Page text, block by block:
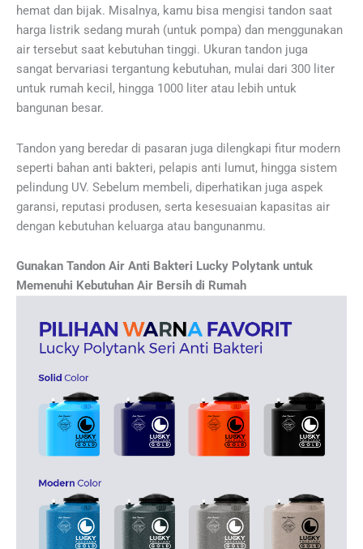
hemat dan bijak. Misalnya, kamu bisa mengisi tandon saat
harga listrik sedang murah (untuk pompa) dan menggunakan
air tersebut saat kebutuhan tinggi. Ukuran tandon juga
sangat bervariasi tergantung kebutuhan, mulai dari 300 liter
untuk rumah kecil, hingga 1000 liter atau lebih untuk
bangunan besar.
Tandon yang beredar di pasaran juga dilengkapi fitur modern
seperti bahan anti bakteri, pelapis anti lumut, hingga sistem
pelindung UV. Sebelum membeli, diperhatikan juga aspek
garansi, reputasi produsen, serta kesesuaian kapasitas air
dengan kebutuhan keluarga atau bangunanmu.
Gunakan Tandon Air Anti Bakteri Lucky Polytank untuk
Memenuhi Kebutuhan Air Bersih di Rumah